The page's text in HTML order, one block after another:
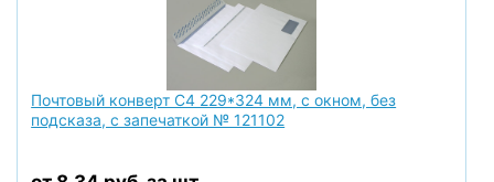
Почтовый конверт С4 229*324 мм, с окном, без
подсказа, с запечаткой № 121102